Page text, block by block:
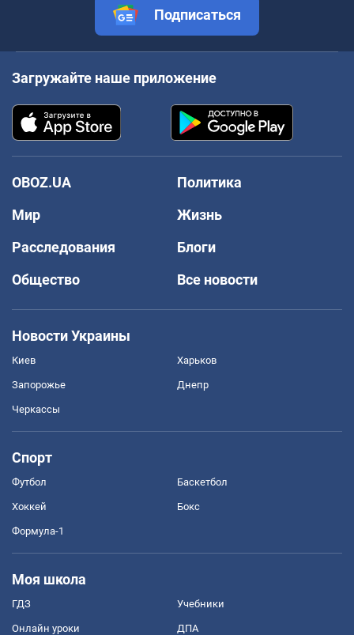
Подписаться
Загружайте наше приложение
OBOZ.UA
Политика
Мир
Жизнь
Расследования
Блоги
Общество
Все новости
Новости Украины
Киев Харьков
Запорожье Днепр
Черкассы
Спорт
Футбол Баскетбол
Хоккей Бокс
Формула-1
Моя школа
ГДЗ Учебники
Онлайн уроки ДПА